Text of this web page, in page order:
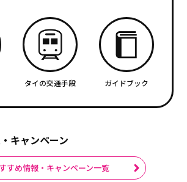
タイの交通手段 ガイドブック
キャンペーン
すめ情報・キャンペーン一覧